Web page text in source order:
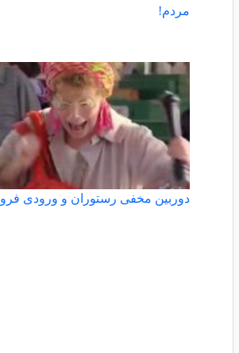
مردم!
دوربین مخفی رستوران و ورودی